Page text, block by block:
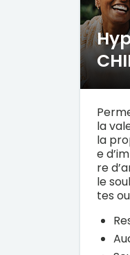
la
la
e
re
le
tes ou